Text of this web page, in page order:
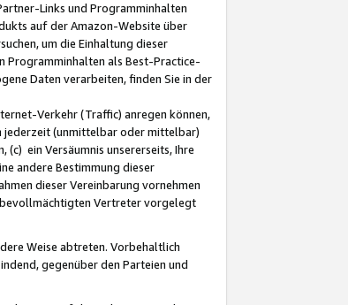
Links und Programminhalten
auf der Amazon-Website über
um die Einhaltung dieser
Programminhalten als Best-Practice-
Daten verarbeiten, finden Sie in der
Verkehr (Traffic) anregen können,
jederzeit (unmittelbar oder mittelbar)
ein Versäumnis unsererseits, Ihre
andere Bestimmung dieser
dieser Vereinbarung vornehmen
bevollmächtigten Vertreter vorgelegt
Weise abtreten. Vorbehaltlich
gegenüber den Parteien und